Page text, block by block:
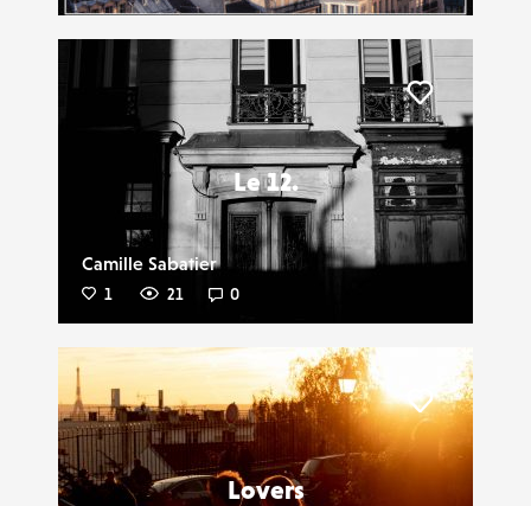
Le 12.
Camille Sabatier
1 21 0
Liker
Lovers
Liker